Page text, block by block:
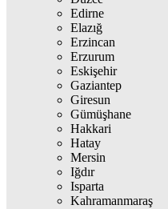
Edirne
Elazığ
Erzincan
Erzurum
Eskişehir
Gaziantep
Giresun
Gümüşhane
Hakkari
Hatay
Mersin
Iğdır
Isparta
Kahramanmaraş